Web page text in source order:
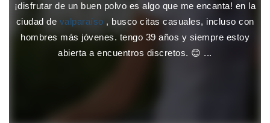
¡disfrutar de un buen polvo es algo que me encanta! en la
ciudad de valparaíso , busco citas casuales, incluso con
hombres más jóvenes. tengo 39 años y siempre estoy
abierta a encuentros discretos. 😊 ...